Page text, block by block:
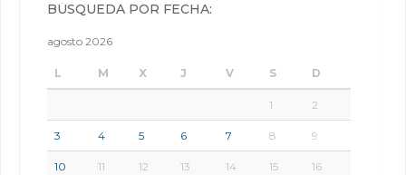
BÚSQUEDA POR FECHA:
agosto 2026
L M X J V S D
1 2
3 4 5 6 7 8 9
10 11 12 13 14 15 16